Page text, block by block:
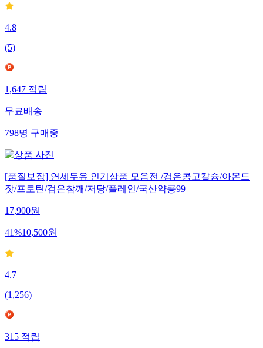
4.8
(5)
1,647적립
무료배송
798명구매중
[품질보장] 연세두유 인기상품 모음전 /검은콩고칼슘/아몬드
잣/프로틴/검은참깨/저당/플레인/국산약콩99
17,900원
41%10,500원
4.7
(1,256)
315적립